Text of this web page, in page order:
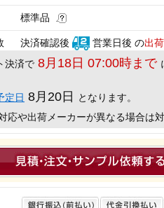
標準品
決済確認後 営業日後 の出荷
決済で 8月18日 07:00時まで
定日 8月20日
となります。
応や出荷メーカーが異なる場合は対